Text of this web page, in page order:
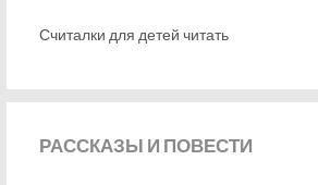
Считалки для детей читать
РАССКАЗЫ И ПОВЕСТИ